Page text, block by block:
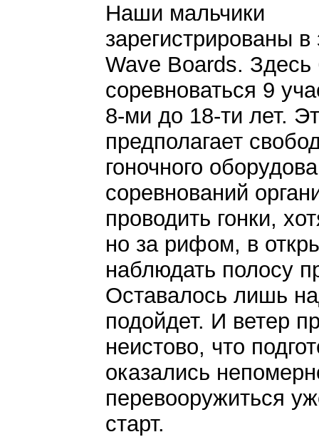
Наши мальчики
зарегистрированы в
Wave Boards. Здесь
соревноваться 9
8-ми до 18-ти лет.
предполагает
гоночного
соревнований
проводить гонки,
но за рифом, в
наблюдать полосу
Оставалось лишь
подойдет. И ветер
неистово, что
оказались
перевооружиться
старт.